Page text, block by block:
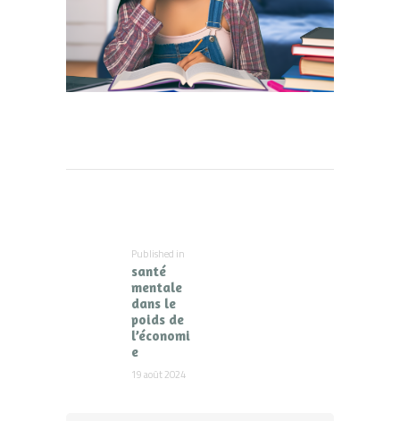
Published in
santé
mentale
dans le
poids de
l’économi
e
19 août 2024